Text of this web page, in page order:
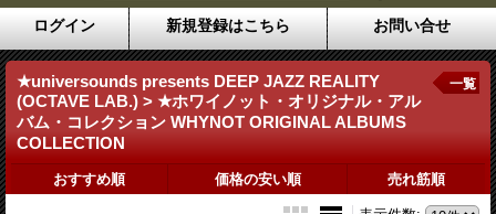
ログイン 新規登録はこちら お問い合せ
★universounds presents DEEP JAZZ REALITY
(OCTAVE LAB.) > ★ホワイノット・オリジナル・アル
バム・コレクション WHYNOT ORIGINAL ALBUMS
COLLECTION
一覧
おすすめ順 価格の安い順 売れ筋順